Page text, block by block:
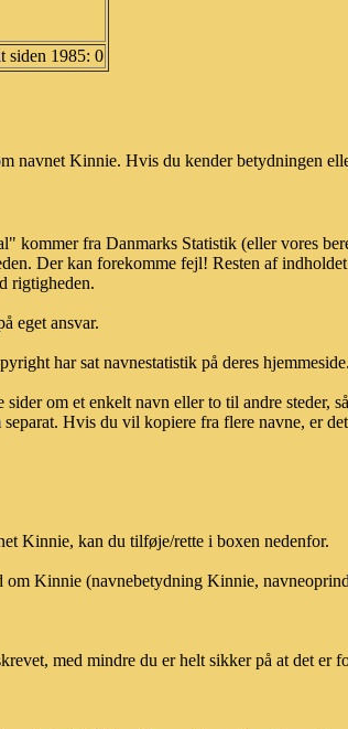
siden 1985: 0
navnet Kinnie. Hvis du kender betydningen
kommer fra Danmarks Statistik (eller vores
Der kan forekomme fejl! Resten af
rigtigheden.
eget ansvar.
har sat navnestatistik på deres
om et enkelt navn eller to til andre steder,
Hvis du vil kopiere fra flere navne, er
Kinnie, kan du tilføje/rette i boxen nedenfor.
Kinnie (navnebetydning Kinnie,
med mindre du er helt sikker på at det er